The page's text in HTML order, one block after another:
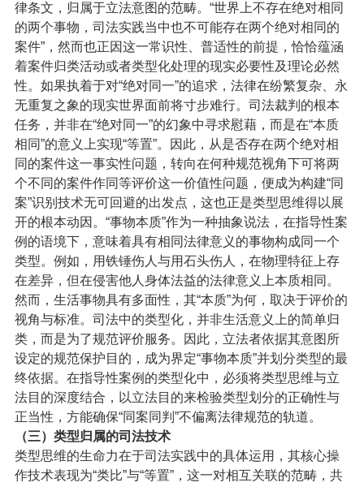
律条文，归属于立法意图的范畴。 “世界上不存在绝对相同
的两个事物，司法实践当中也不可能存在两个绝对相同的
案件”，然而也正因这一常识性、普适性的前提，恰恰蕴涵
着案件归类活动或者类型化处理的现实必要性及理论必然
性。如果执着于对“绝对同一”的追求，法律在纷繁复杂、永
无重复之象的现实世界面前将寸步难行。司法裁判的根本
任务，并非在“绝对同一”的幻象中寻求慰藉，而是在“本质
相同”的意义上实现“等置”。因此，从是否存在两个绝对相
同的案件这一事实性问题，转向在何种规范视角下可将两
个不同的案件作同等评价这一价值性问题，便成为构建“同
案”识别技术无可回避的出发点，这也正是类型思维得以展
开的根本动因。“事物本质”作为一种抽象说法，在指导性案
例的语境下，意味着具有相同法律意义的事物构成同一个
类型。例如，用铁锤伤人与用石头伤人，在物理特征上存
在差异，但在侵害他人身体法益的法律意义上本质相同。
然而，生活事物具有多面性，其“本质”为何，取决于评价的
视角与标准。司法中的类型化，并非生活意义上的简单归
类，而是为了规范评价服务。因此，立法者依据其意图所
设定的规范保护目的，成为界定“事物本质”并划分类型的最
终依据。在指导性案例的类型化中，必须将类型思维与立
法目的深度结合，以立法目的来检验类型划分的正确性与
正当性，方能确保“同案同判”不偏离法律规范的轨道。
（三） 类型归属的司法技术
类型思维的生命力在于司法实践中的具体运用，其核心操
作技术表现为“类比”与“等置”，这一对相互关联的范畴，共